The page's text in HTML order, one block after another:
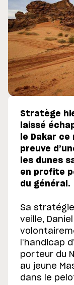
Stratège
laissé
le Dakar
preuve
les dunes
en profite
du général.
Sa
veille,
l’handicap
porteur du
au jeune
dans le